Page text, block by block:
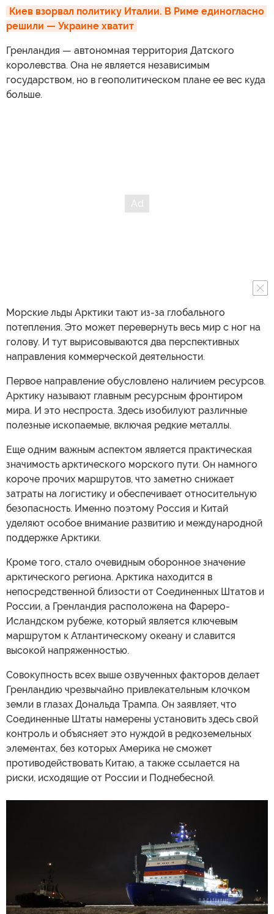
Киев взорвал политику Италии. В Риме единогласно
решили — Украине хватит
Гренландия — автономная территория Датского
королевства. Она не является независимым
государством, но в геополитическом плане ее вес куда
больше.
Морские льды Арктики тают из-за глобального
потепления. Это может перевернуть весь мир с ног на
голову. И тут вырисовываются два перспективных
направления коммерческой деятельности.
Первое направление обусловлено наличием ресурсов.
Арктику называют главным ресурсным фронтиром
мира. И это неспроста. Здесь изобилуют различные
полезные ископаемые, включая редкие металлы.
Еще одним важным аспектом является практическая
значимость арктического морского пути. Он намного
короче прочих маршрутов, что заметно снижает
затраты на логистику и обеспечивает относительную
безопасность. Именно поэтому Россия и Китай
уделяют особое внимание развитию и международной
поддержке Арктики.
Кроме того, стало очевидным оборонное значение
арктического региона. Арктика находится в
непосредственной близости от Соединенных Штатов и
России, а Гренландия расположена на Фареро-
Исландском рубеже, который является ключевым
маршрутом к Атлантическому океану и славится
высокой напряженностью.
Совокупность всех выше озвученных факторов делает
Гренландию чрезвычайно привлекательным клочком
земли в глазах Дональда Трампа. Он заявляет, что
Соединенные Штаты намерены установить здесь свой
контроль и объясняет это нуждой в редкоземельных
элементах, без которых Америка не сможет
противодействовать Китаю, а также ссылается на
риски, исходящие от России и Поднебесной.